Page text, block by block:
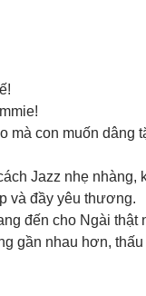
của người xem
Thành tựu
mà con muốn dâng
Jazz nhẹ
và đầy yêu thương.
đến cho Ngài
gần nhau hơn,